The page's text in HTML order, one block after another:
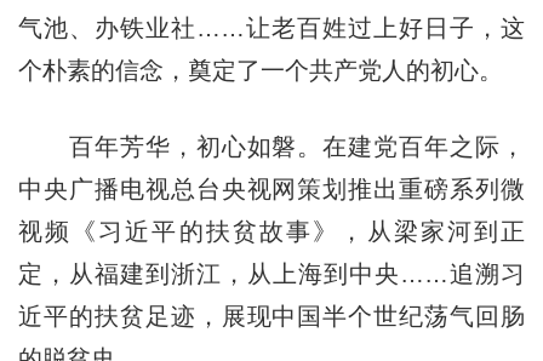
气池、办铁业社……让老百姓过上好日子，这
个朴素的信念，奠定了一个共产党人的初心。
百年芳华，初心如磐。在建党百年之际，
中央广播电视总台央视网策划推出重磅系列微
视频《习近平的扶贫故事》，从梁家河到正
定，从福建到浙江，从上海到中央……追溯习
近平的扶贫足迹，展现中国半个世纪荡气回肠